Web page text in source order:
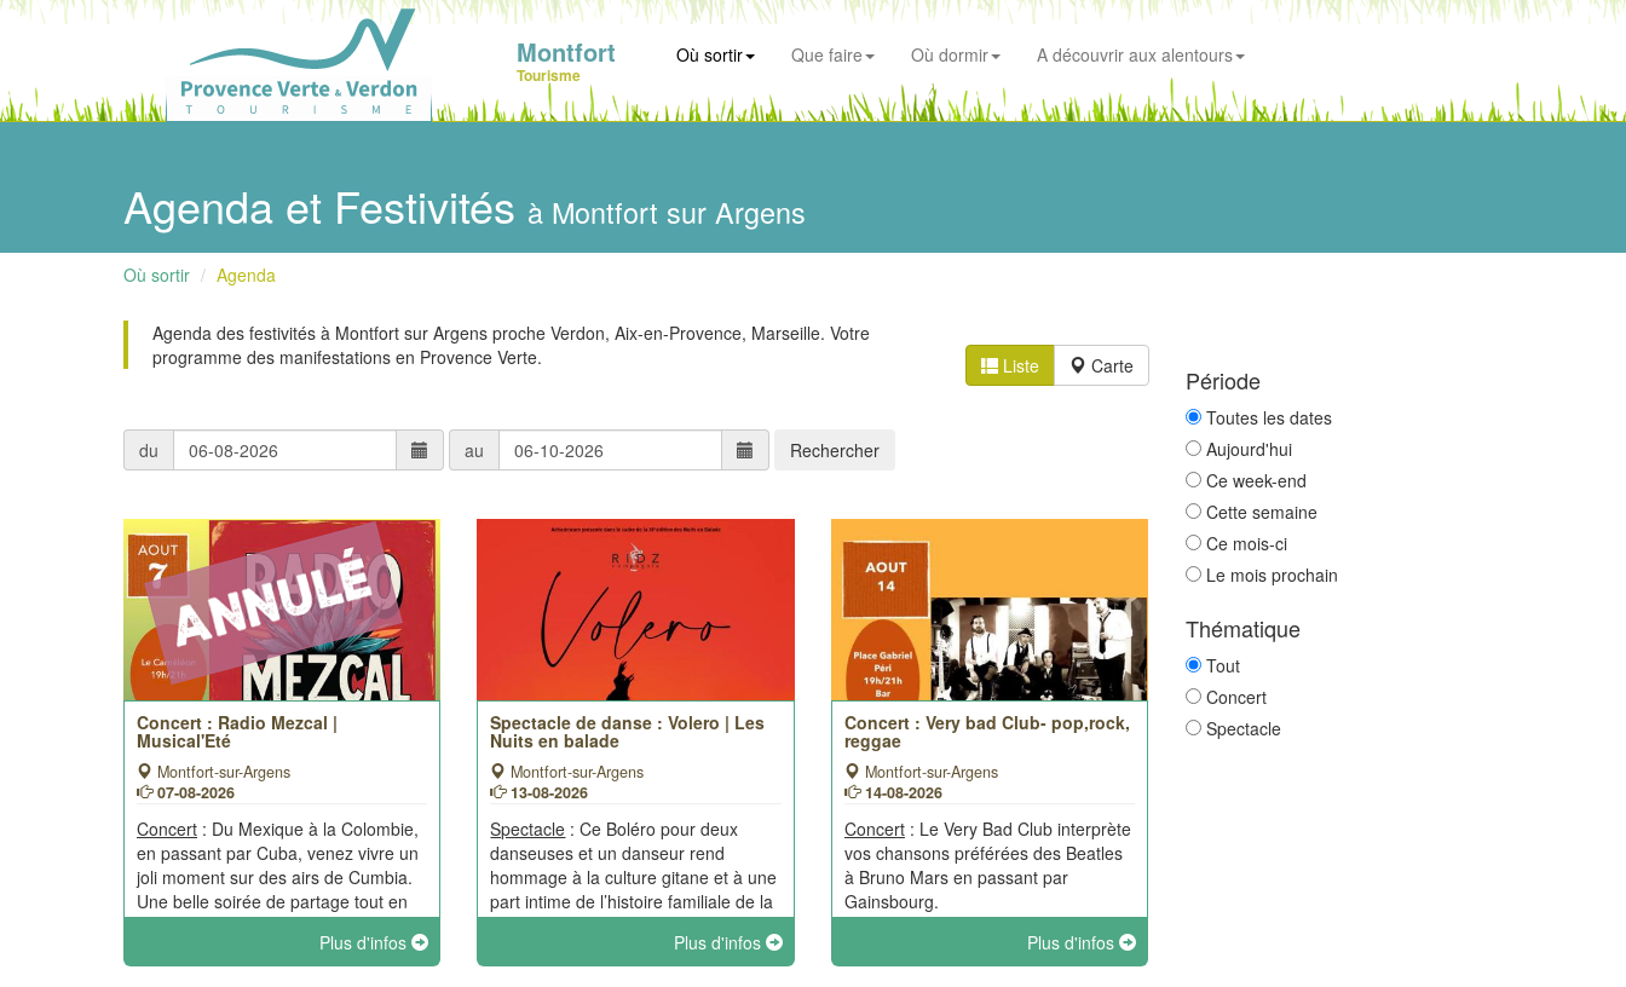
Montfort
Tourisme
Où sortir Que faire Où dormir A découvrir aux alentours
Agenda et Festivités à Montfort sur Argens
Où sortir Agenda
Agenda des festivités à Montfort sur Argens proche Verdon, Aix-en-Provence, Marseille. Votre
programme des manifestations en Provence Verte.
Liste Carte
du au Rechercher
Concert : Radio Mezcal |
Musical'Eté
Montfort-sur-Argens
07-08-2026
Concert : Du Mexique à la Colombie,
en passant par Cuba, venez vivre un
joli moment sur des airs de Cumbia.
Une belle soirée de partage tout en
Plus d'infos
Spectacle de danse : Volero | Les
Nuits en balade
Montfort-sur-Argens
13-08-2026
Spectacle : Ce Boléro pour deux
danseuses et un danseur rend
hommage à la culture gitane et à une
part intime de l’histoire familiale de la
d’où l’on vient pour mieux
comprendre qui l’on est.
Plus d'infos
Concert : Very bad Club- pop,rock,
reggae
Montfort-sur-Argens
14-08-2026
Concert: Le Very Bad Club interprète
vos chansons préférées des Beatles
à Bruno Mars en passant par
Gainsbourg.
Plus d'infos
Période
Toutes les dates
Aujourd'hui
Ce week-end
Cette semaine
Ce mois-ci
Le mois prochain
Thématique
Tout
Concert
Spectacle